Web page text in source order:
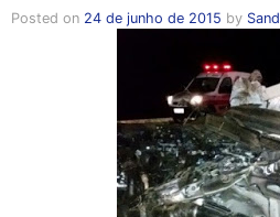
Posted on 24 de junho de 2015 by